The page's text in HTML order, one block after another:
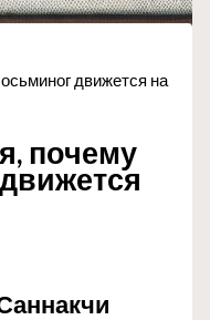
движется на
почему